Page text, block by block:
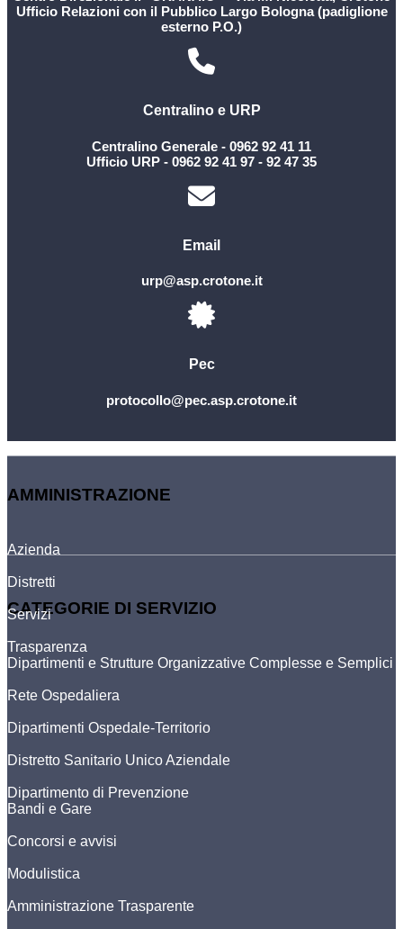
Ufficio Relazioni con il Pubblico Largo Bologna (padiglione
esterno P.O.)
Centralino e URP
Centralino Generale - 0962 92 41 11
Ufficio URP - 0962 92 41 97 - 92 47 35
Email
urp@asp.crotone.it
Pec
protocollo@pec.asp.crotone.it
AMMINISTRAZIONE
Azienda
Distretti
Servizi
Trasparenza
CATEGORIE DI SERVIZIO
Dipartimenti e Strutture Organizzative Complesse e Semplici
Rete Ospedaliera
Dipartimenti Ospedale-Territorio
Distretto Sanitario Unico Aziendale
Dipartimento di Prevenzione
Bandi e Gare
Concorsi e avvisi
Modulistica
Amministrazione Trasparente